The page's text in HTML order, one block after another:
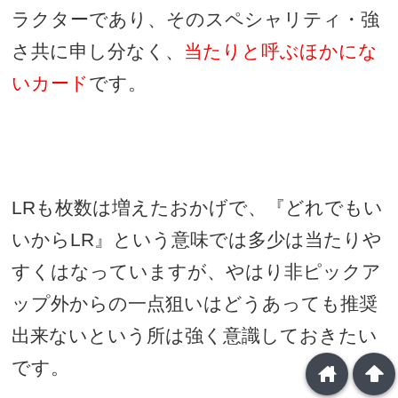
ラクターであり、そのスペシャリティ・強
さ共に申し分なく、 当たりと呼ぶほかにな
いカードです。
LR も枚数は増えたおかげで、『どれでもい
いから LR』という意味では多少は当たりや
すくはなっていますが、やはり非ピックア
ップ外からの一点狙いはどうあっても推奨
出来ないという所は強く意識しておきたい
です。
arrowup
home